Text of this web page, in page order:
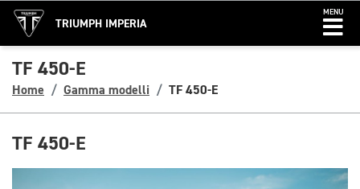
TRIUMPH IMPERIA
MENU
TF 450-E
Home Gamma modelli TF 450-E
TF 450-E